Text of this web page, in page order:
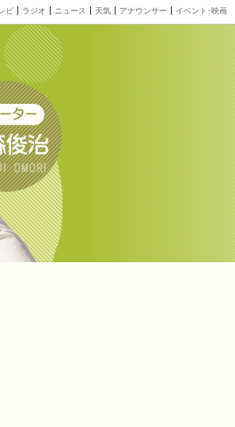
ビ ラジオ ニュース 天気 アナウンサー イベント･映画